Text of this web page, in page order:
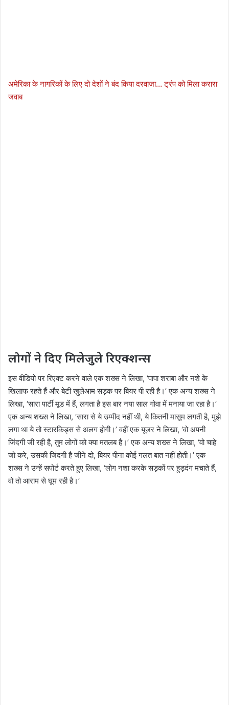
अमेरिका के नागरिकों के लिए दो देशों ने बंद किया दरवाजा… ट्रंप को मिला करारा
जवाब
लोगों ने दिए मिलेजुले रिएक्शन्स
इस वीडियो पर रिएक्ट करने वाले एक शख्स ने लिखा, ‘पापा शराबा और नशे के
खिलाफ रहते हैं और बेटी खुलेआम सड़क पर बियर पी रही है।’ एक अन्य शख्स ने
लिखा, ‘सारा पार्टी मूड में हैं, लगता है इस बार नया साल गोवा में मनाया जा रहा है।’
एक अन्य शख्स ने लिखा, ‘सारा से ये उम्मीद नहीं थी, ये कितनी मासूम लगती है, मुझे
लगा था ये तो स्टारकिड्स से अलग होगी।’ वहीं एक यूजर ने लिखा, ‘वो अपनी
जिंदगी जी रही है, तुम लोगों को क्या मतलब है।’ एक अन्य शख्स ने लिखा, ‘वो चाहे
जो करे, उसकी जिंदगी है जीने दो, बियर पीना कोई गलत बात नहीं होती।’ एक
शख्स ने उन्हें सपोर्ट करते हुए लिखा, ‘लोग नशा करके सड़कों पर हुड़दंग मचाते हैं,
वो तो आराम से घूम रही है।’